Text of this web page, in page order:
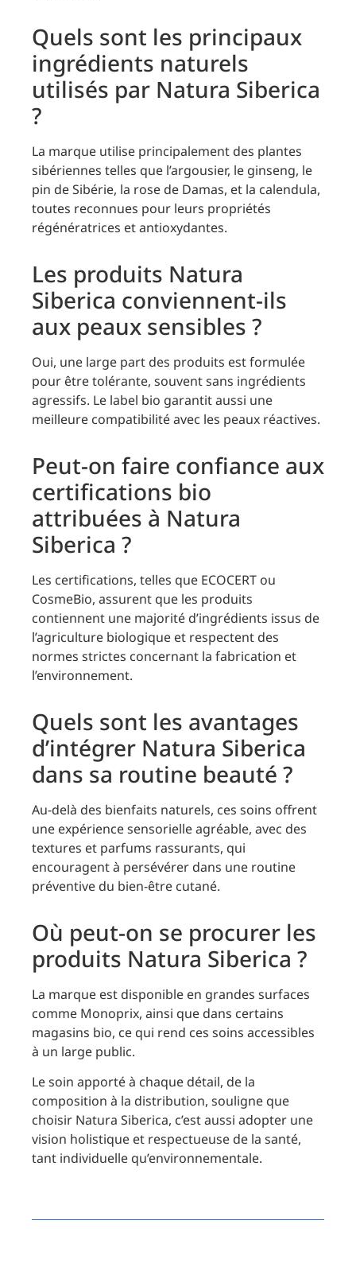
Quels sont les principaux
ingrédients naturels
utilisés par Natura Siberica
?
La marque utilise principalement des plantes
sibériennes telles que l’argousier, le ginseng, le
pin de Sibérie, la rose de Damas, et la calendula,
toutes reconnues pour leurs propriétés
régénératrices et antioxydantes.
Les produits Natura
Siberica conviennent-ils
aux peaux sensibles ?
Oui, une large part des produits est formulée
pour être tolérante, souvent sans ingrédients
agressifs. Le label bio garantit aussi une
meilleure compatibilité avec les peaux réactives.
Peut-on faire confiance aux
certifications bio
attribuées à Natura
Siberica ?
Les certifications, telles que ECOCERT ou
CosmeBio, assurent que les produits
contiennent une majorité d’ingrédients issus de
l’agriculture biologique et respectent des
normes strictes concernant la fabrication et
l’environnement.
Quels sont les avantages
d’intégrer Natura Siberica
dans sa routine beauté ?
Au-delà des bienfaits naturels, ces soins offrent
une expérience sensorielle agréable, avec des
textures et parfums rassurants, qui
encouragent à persévérer dans une routine
préventive du bien-être cutané.
Où peut-on se procurer les
produits Natura Siberica ?
La marque est disponible en grandes surfaces
comme Monoprix, ainsi que dans certains
magasins bio, ce qui rend ces soins accessibles
à un large public.
Le soin apporté à chaque détail, de la
composition à la distribution, souligne que
choisir Natura Siberica, c’est aussi adopter une
vision holistique et respectueuse de la santé,
tant individuelle qu’environnementale.